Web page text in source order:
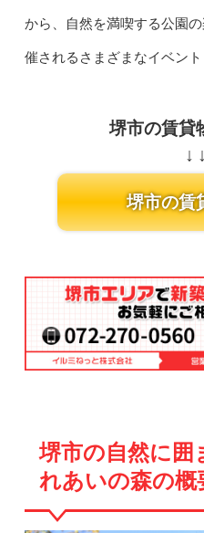
から、自然を満喫する公園
催されるさまざまなイベント
堺市の賃貸
堺市の賃
堺市の自然に囲
れあいの森の概